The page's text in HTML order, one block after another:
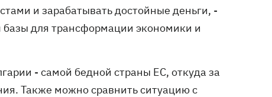
и зарабатывать достойные деньги, -
базы для трансформации экономики и
- самой бедной страны ЕС, откуда за
Также можно сравнить ситуацию с